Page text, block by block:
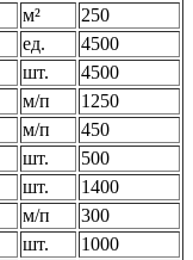
м²
250
ед.
4500
шт.
4500
м/п
1250
м/п
450
шт.
500
шт.
1400
м/п
300
шт.
1000